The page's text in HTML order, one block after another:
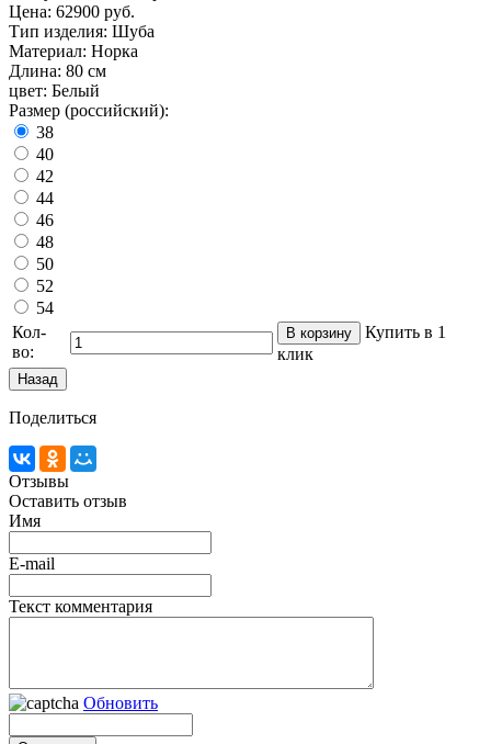
Цена: 62900 руб.
Тип изделия: Шуба
Материал: Норка
Длина: 80 см
цвет: Белый
Размер (российский):
38
40
42
44
46
48
50
52
54
Кол-
во:
Купить в 1
клик
Поделиться
Отзывы
Оставить отзыв
Имя
E-mail
Текст комментария
Обновить